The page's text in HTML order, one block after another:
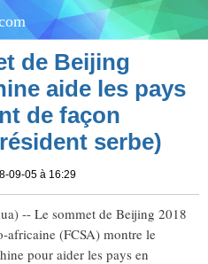
de Beijing
aide les pays
de façon
serbe)
09-05 à 16:29
-- Le sommet de Beijing 2018
africaine (FCSA) montre le
pour aider les pays en